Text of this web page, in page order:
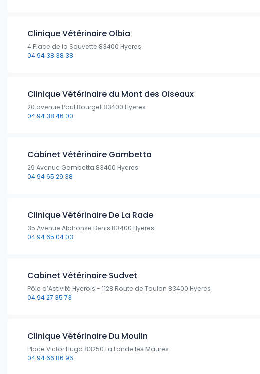
Clinique Vétérinaire Olbia
4 Place de la Sauvette 83400 Hyeres
04 94 38 38 38
Clinique Vétérinaire du Mont des Oiseaux
20 avenue Paul Bourget 83400 Hyeres
04 94 38 46 00
Cabinet Vétérinaire Gambetta
29 Avenue Gambetta 83400 Hyeres
04 94 65 29 38
Clinique Vétérinaire De La Rade
35 Avenue Alphonse Denis 83400 Hyeres
04 94 65 04 03
Cabinet Vétérinaire Sudvet
Pôle d’Activité Hyerois - 1128 Route de Toulon 83400 Hyeres
04 94 27 35 73
Clinique Vétérinaire Du Moulin
Place Victor Hugo 83250 La Londe les Maures
04 94 66 86 96